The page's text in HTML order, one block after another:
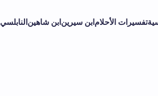
تفسيرات الأحلام ابن سيرين ابن شاهين النابلسي